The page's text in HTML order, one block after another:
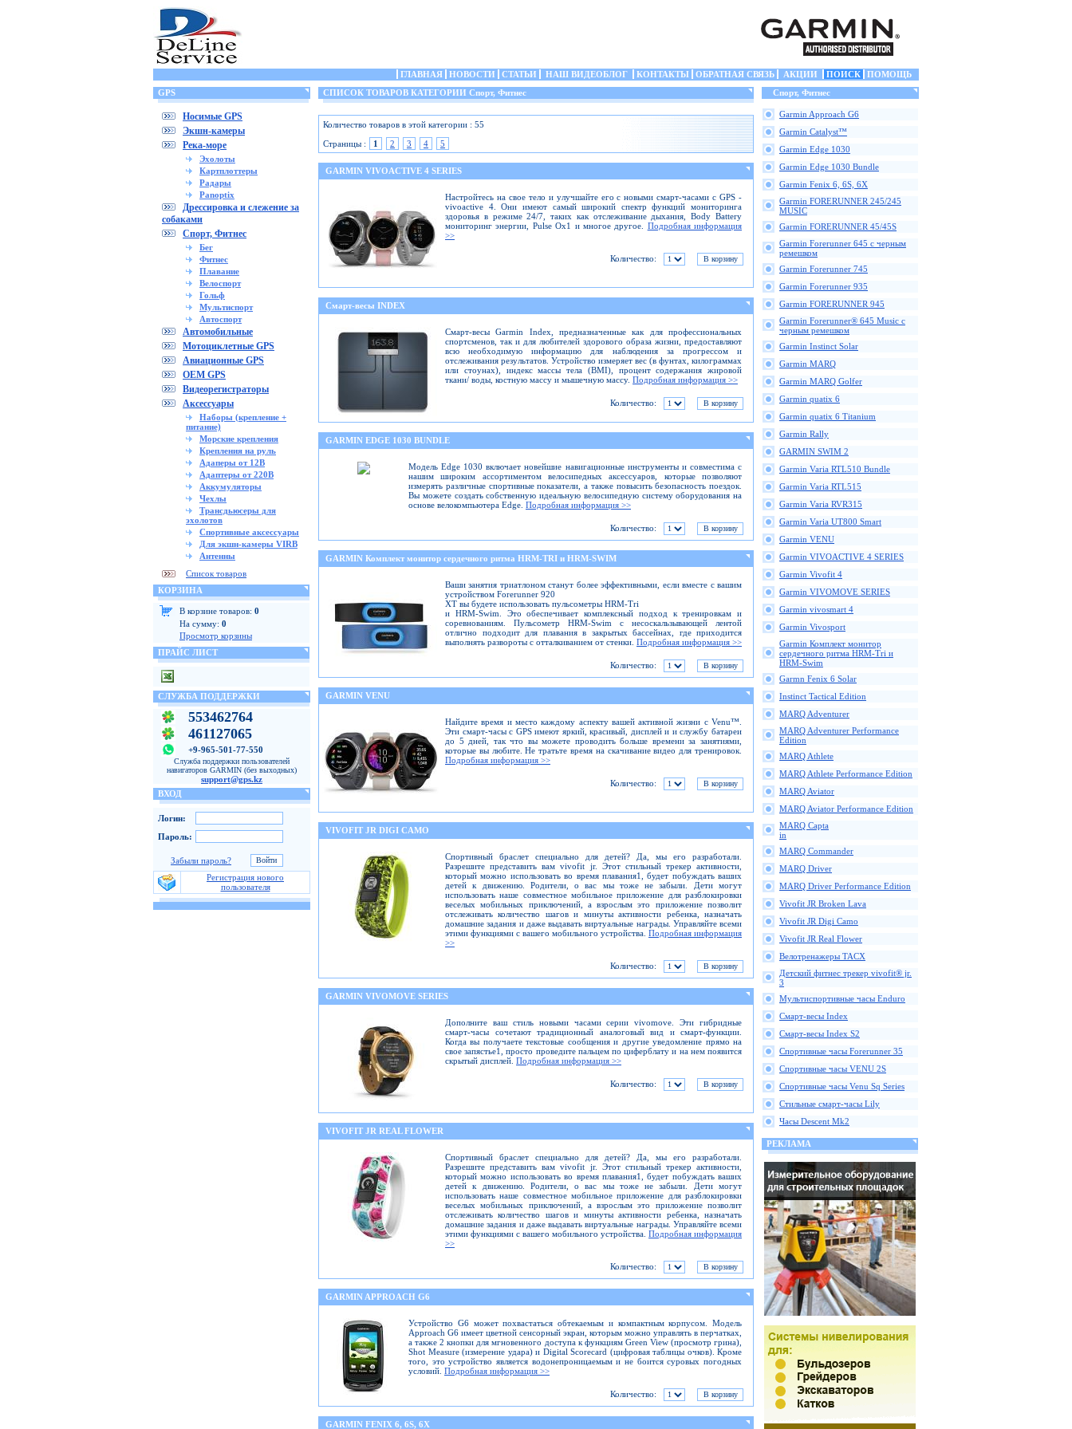
ГЛАВНАЯ НОВОСТИ СТАТЬИ НАШ ВИДЕОБЛОГ КОНТАКТЫ ОБРАТНАЯ СВЯЗЬ АКЦИИ ПОИСК
ПОМОЩЬ
GPS
Носимые GPS
Экшн-камеры
Река-море
Эхолоты
Картплоттеры
Радары
Panoptix
Дрессировка и слежение за
собаками
Спорт, Фитнес
Бег
Фитнес
Плавание
Велоспорт
Гольф
Мультиспорт
Автоспорт
Автомобильные
Мотоциклетные GPS
Авиационные GPS
OEM GPS
Видеорегистраторы
Аксессуары
Наборы (крепление +
питание)
Морские крепления
Крепления на руль
Адаперы от 12В
Адаптеры от 220В
Аккумуляторы
Чехлы
Трансдьюсеры для
эхолотов
Спортивные аксессуары
Для экшн-камеры VIRB
Антенны
Список товаров
КОРЗИНА
В корзине товаров: 0
На сумму: 0
Просмотр корзины
ПРАЙС ЛИСТ
СЛУЖБА ПОДДЕРЖКИ
553462764
461127065
+9-965-501-77-550
Служба поддержки пользователей
навигаторов GARMIN (без выходных)
support@gps.kz
ВХОД
Логин:
Пароль:
Забыли пароль?
Регистрация нового
пользователя
СПИСОК ТОВАРОВ КАТЕГОРИИ Спорт, Фитнес
Количество товаров в этой категории : 55
Страницы :
1 2 3 4 5
GARMIN VIVOACTIVE 4 SERIES
Настройтесь на свое тело и улучшайте его с новыми смарт-часами с GPS -
vivoactive 4. Они имеют самый широкий спектр функций мониторинга
здоровья в режиме 24/7, таких как отслеживание дыхания, Body Battery
мониторинг энергии, Pulse Ox1 и многое другое. Подробная информация
>>
Количество:
Смарт-весы INDEX
Смарт-весы Garmin Index, предназначенные как для профессиональных
спортсменов, так и для любителей здорового образа жизни, предоставляют
всю необходимую информацию для наблюдения за прогрессом и
отслеживания результатов. Устройство измеряет вес (в фунтах, килограммах
или стоунах), индекс массы тела (BMI), процент содержания жировой
ткани/ воды, костную массу и мышечную массу. Подробная информация >>
Количество:
GARMIN EDGE 1030 BUNDLE
Модель Edge 1030 включает новейшие навигационные инструменты и совместима с
нашим широким ассортиментом велосипедных аксессуаров, которые позволяют
измерять различные спортивные показатели, а также повысить безопасность поездок.
Вы можете создать собственную идеальную велосипедную систему оборудования на
основе велокомпьютера Edge. Подробная информация >>
Количество:
GARMIN Комплект монитор сердечного ритма HRM-TRI и HRM-SWIM
Ваши занятия триатлоном станут более эффективными, если вместе с вашим
устройством Forerunner 920
XT вы будете использовать пульсометры HRM-Tri
и HRM-Swim. Это обеспечивает комплексный подход к тренировкам и
соревнованиям. Пульсометр HRM-Swim с несоскальзывающей лентой
отлично подходит для плавания в закрытых бассейнах, где приходится
выполнять развороты с отталкиванием от стенки. Подробная информация >>
Количество:
GARMIN VENU
Найдите время и место каждому аспекту вашей активной жизни с Venu™.
Эти смарт-часы с GPS имеют яркий, красивый, дисплей и и службу батареи
до 5 дней, так что вы можете проводить больше времени за занятиями,
которые вы любите. Не тратьте время на скачивание видео для тренировок.
Подробная информация >>
Количество:
VIVOFIT JR DIGI CAMO
Спортивный браслет специально для детей? Да, мы его разработали.
Разрешите представить вам vivofit jr. Этот стильный трекер активности,
который можно использовать во время плавания1, будет побуждать ваших
детей к движению. Родители, о вас мы тоже не забыли. Дети могут
использовать наше совместное мобильное приложение для разблокировки
веселых мобильных приключений, а взрослым это приложение позволит
отслеживать количество шагов и минуты активности ребенка, назначать
домашние задания и даже выдавать виртуальные награды. Управляйте всеми
этими функциями с вашего мобильного устройства. Подробная информация
>>
Количество:
GARMIN VIVOMOVE SERIES
Дополните ваш стиль новыми часами серии vivomove. Эти гибридные
смарт-часы сочетают традиционный аналоговый вид и смарт-функции.
Когда вы получаете текстовые сообщения и другие уведомление прямо на
свое запястье1, просто проведите пальцем по циферблату и на нем появится
скрытый дисплей. Подробная информация >>
Количество:
VIVOFIT JR REAL FLOWER
Спортивный браслет специально для детей? Да, мы его разработали.
Разрешите представить вам vivofit jr. Этот стильный трекер активности,
который можно использовать во время плавания1, будет побуждать ваших
детей к движению. Родители, о вас мы тоже не забыли. Дети могут
использовать наше совместное мобильное приложение для разблокировки
веселых мобильных приключений, а взрослым это приложение позволит
отслеживать количество шагов и минуты активности ребенка, назначать
домашние задания и даже выдавать виртуальные награды. Управляйте всеми
этими функциями с вашего мобильного устройства. Подробная информация
>>
Количество:
GARMIN APPROACH G6
Устройство G6 может похвастаться обтекаемым и компактным корпусом. Модель
Approach G6 имеет цветной сенсорный экран, которым можно управлять в перчатках,
а также 2 кнопки для мгновенного доступа к функциям Green View (просмотр грина),
Shot Measure (измерение удара) и Digital Scorecard (цифровая таблицы очков). Кроме
того, это устройство является водонепроницаемым и не боится суровых погодных
условий. Подробная информация >>
Количество:
GARMIN FENIX 6, 6S, 6X
Спорт, Фитнес
Garmin Approach G6
Garmin Catalyst™
Garmin Edge 1030
Garmin Edge 1030 Bundle
Garmin Fenix 6, 6S, 6X
Garmin FORERUNNER 245/245
MUSIC
Garmin FORERUNNER 45/45S
Garmin Forerunner 645 с черным
ремешком
Garmin Forerunner 745
Garmin Forerunner 935
Garmin FORERUNNER 945
Garmin Forerunner® 645 Music с
черным ремешком
Garmin Instinct Solar
Garmin MARQ
Garmin MARQ Golfer
Garmin quatix 6
Garmin quatix 6 Titanium
Garmin Rally
GARMIN SWIM 2
Garmin Varia RTL510 Bundle
Garmin Varia RTL515
Garmin Varia RVR315
Garmin Varia UT800 Smart
Garmin VENU
Garmin VIVOACTIVE 4 SERIES
Garmin Vivofit 4
Garmin VIVOMOVE SERIES
Garmin vivosmart 4
Garmin Vivosport
Garmin Комплект монитор
сердечного ритма HRM-Tri и
HRM-Swim
Garmn Fenix 6 Solar
Instinct Tactical Edition
MARQ Adventurer
MARQ Adventurer Performance
Edition
MARQ Athlete
MARQ Athlete Performance Edition
MARQ Aviator
MARQ Aviator Performance Edition
MARQ Capta
in
MARQ Commander
MARQ Driver
MARQ Driver Performance Edition
Vivofit JR Broken Lava
Vivofit JR Digi Camo
Vivofit JR Real Flower
Велотренажеры TACX
Детский фитнес трекер vivofit® jr.
3
Мультиспортивные часы Enduro
Смарт-весы Index
Смарт-весы Index S2
Спортивные часы Forerunner 35
Спортивные часы VENU 2S
Спортивные часы Venu Sq Series
Стильные смарт-часы Lily
Часы Descent Mk2
РЕКЛАМА